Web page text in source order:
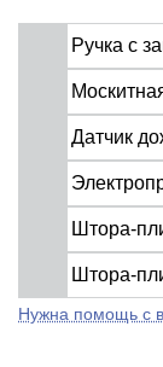
Ручка с
Датчик
Штора-
Штора-
Нужна помощь с